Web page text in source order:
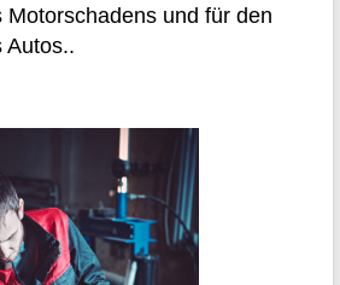
Motorschadens und für den
Autos..